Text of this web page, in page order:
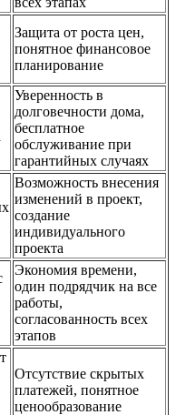
Защита от роста цен,
понятное финансовое
планирование
Уверенность в
долговечности дома,
бесплатное
обслуживание при
гарантийных случаях
Возможность внесения
изменений в проект,
создание
индивидуального
проекта
Экономия времени,
один подрядчик на все
работы,
согласованность всех
этапов
Отсутствие скрытых
платежей, понятное
ценообразование